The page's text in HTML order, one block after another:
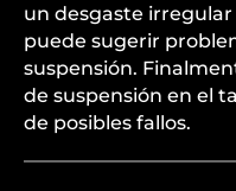
un desgaste
puede sugerir
suspensión.
de suspensión en el
de posibles fallos.